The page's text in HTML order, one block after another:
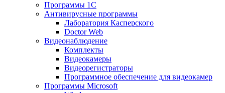
Программы 1С
Антивирусные программы
Лаборатория Касперского
Doctor Web
Видеонаблюдение
Комплекты
Видеокамеры
Видеорегистраторы
Программное обеспечение для видеокамер
Программы Microsoft